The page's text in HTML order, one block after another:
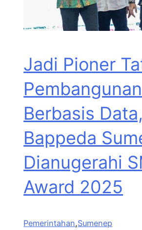
Jadi Pioner
Berbasis Data,
Bappeda
Dianugerahi
Award 2025
Pemerintahan,Sumenep